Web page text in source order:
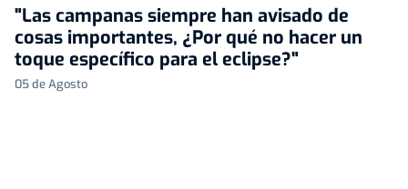
"Las campanas siempre han avisado de
cosas importantes, ¿Por qué no hacer un
toque específico para el eclipse?"
05 de Agosto